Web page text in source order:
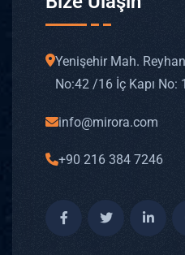
Yenişehir Mah.
No: 42 /16 İç Kapı
info@mirora.com
+90 216 384 7246